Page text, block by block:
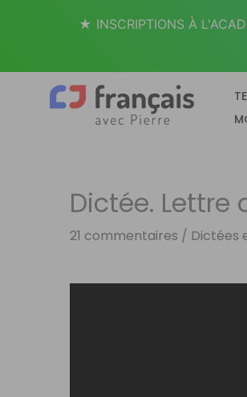
Dictée. Lettre
21 commentaires / Dictées
★ INSCRIPTIONS À